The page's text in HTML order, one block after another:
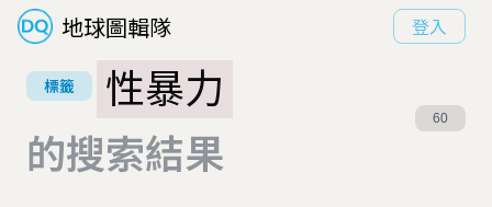
地球圖輯隊 登入
標籤
性暴力
的搜索結果
60